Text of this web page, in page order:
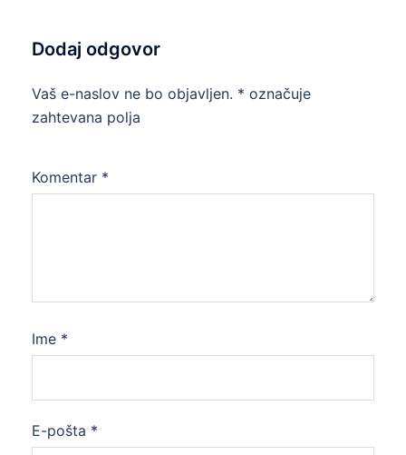
Dodaj odgovor
Vaš e-naslov ne bo objavljen. * označuje
zahtevana polja
Komentar *
Ime *
E-pošta *